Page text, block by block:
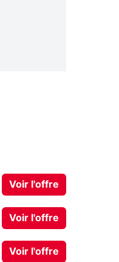
Voir l'offre
Voir l'offre
Voir l'offre